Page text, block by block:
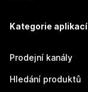
Kategorie aplikací
Prodejní kanály
Hledání produktů